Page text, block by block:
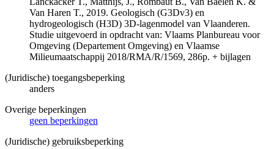
Van Haren T., 2019. Geologisch (G3Dv3) en
hydrogeologisch (H3D) 3D-lagenmodel van Vlaanderen.
Studie uitgevoerd in opdracht van: Vlaams Planbureau voor
Omgeving (Departement Omgeving) en Vlaamse
Milieumaatschappij 2018/RMA/R/1569, 286p. + bijlagen
(Juridische) toegangsbeperking
anders
Overige beperkingen
geen beperkingen
(Juridische) gebruiksbeperking